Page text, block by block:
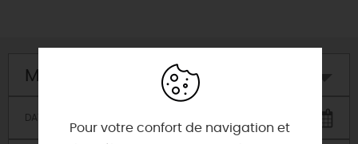
Mon hôtel
Pour votre confort de navigation et